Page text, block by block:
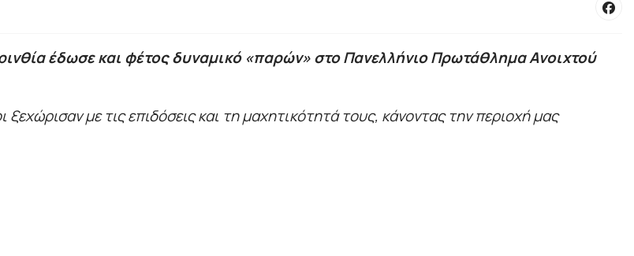
έδωσε και φέτος δυναμικό «παρών» στο Πανελλήνιο Πρωτάθλημα Ανοιχτού
με τις επιδόσεις και τη μαχητικότητά τους, κάνοντας την περιοχή μας